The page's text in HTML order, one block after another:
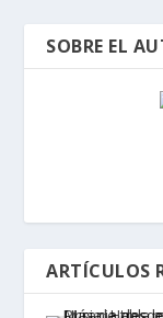
SOBRE EL
ARTÍCULOS